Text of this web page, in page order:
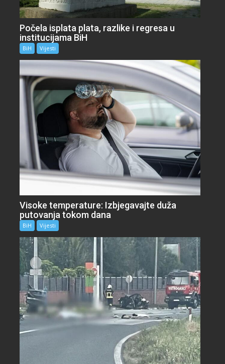
Počela isplata plata, razlike i regresa u
institucijama BiH
BiH Vijesti
Visoke temperature: Izbjegavajte duža
putovanja tokom dana
BiH Vijesti